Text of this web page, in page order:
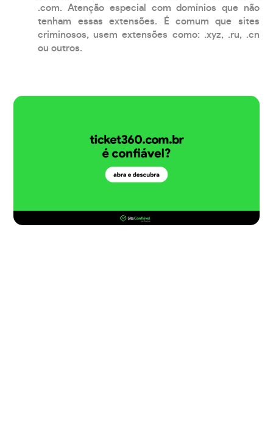
.com. Atenção especial com domínios que não
tenham essas extensões. É comum que sites
criminosos, usem extensões como: .xyz, .ru, .cn
ou outros.